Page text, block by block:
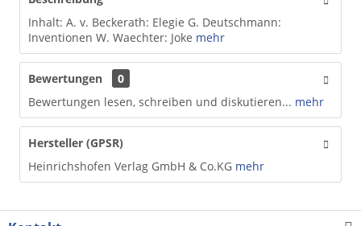
Inhalt: A. v. Beckerath: Elegie G. Deutschmann:
Inventionen W. Waechter: Joke mehr
Bewertungen
0
Bewertungen lesen, schreiben und diskutieren... mehr
Hersteller (GPSR)
Heinrichshofen Verlag GmbH & Co.KG mehr